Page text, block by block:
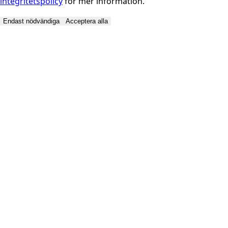
Endast nödvändiga Acceptera alla